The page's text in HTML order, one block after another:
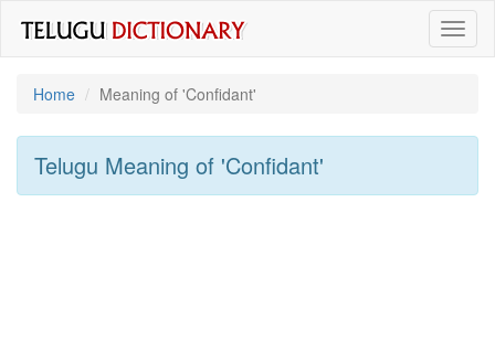
Home
Meaning of 'confidant'
Telugu Meaning of 'confidant'